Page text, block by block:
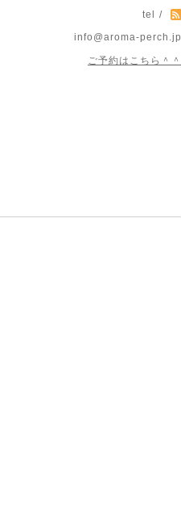
tel /
info@aroma-perch.jp
ご予約はこちら＾＾